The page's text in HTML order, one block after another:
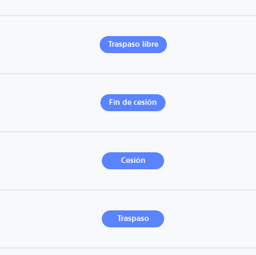
Traspaso libre
Fin de cesión
Cesión
Traspaso